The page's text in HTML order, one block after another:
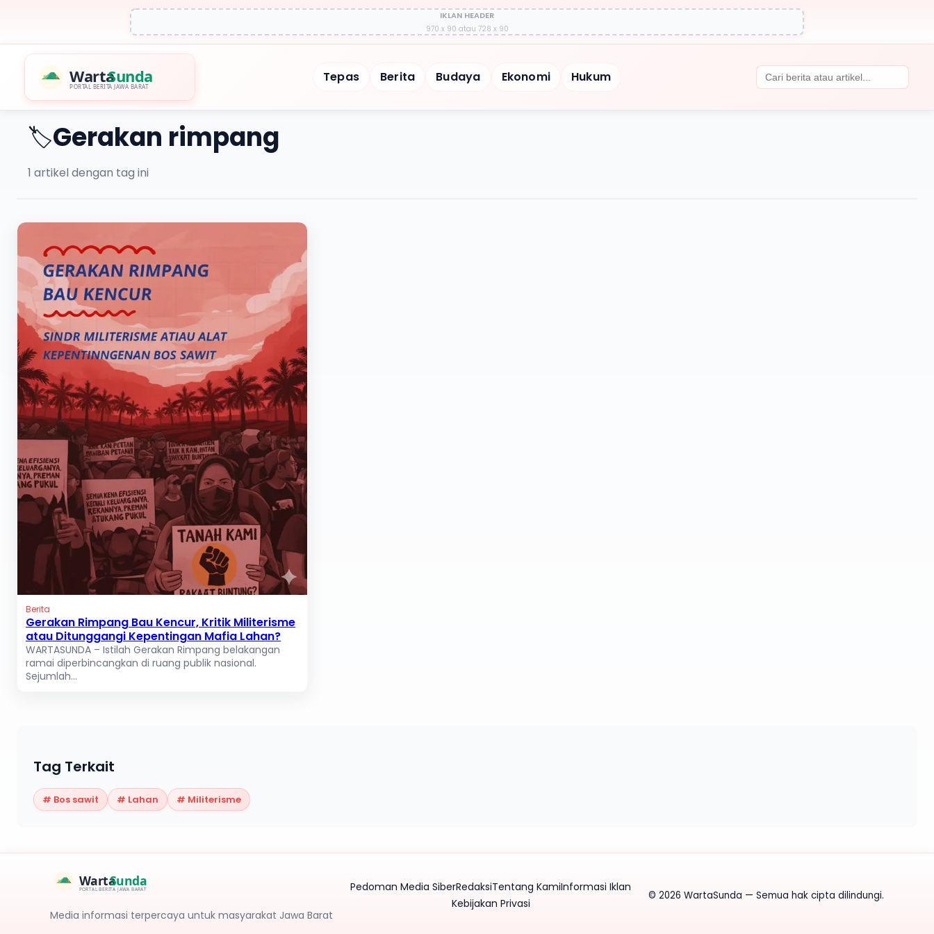
IKLAN HEADER
970 x 90 atau 728 x 90
WartaSunda
PORTAL BERITA JAWA BARAT
Tepas Berita Budaya Ekonomi Hukum
🏷️Gerakan rimpang
1 artikel dengan tag ini
Berita
Gerakan Rimpang Bau Kencur, Kritik Militerisme
atau Ditunggangi Kepentingan Mafia Lahan?
WARTASUNDA – Istilah Gerakan Rimpang belakangan
ramai diperbincangkan di ruang publik nasional.
Sejumlah...
Tag Terkait
# Bos sawit # Lahan # Militerisme
WartaSunda
PORTAL BERITA JAWA BARAT
Media informasi terpercaya untuk masyarakat Jawa Barat
Pedoman Media SiberRedaksiTentang KamiInformasi Iklan
Kebijakan Privasi
© 2026 WartaSunda — Semua hak cipta dilindungi.